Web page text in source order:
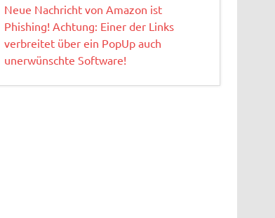
Neue Nachricht von Amazon ist
Phishing! Achtung: Einer der Links
verbreitet über ein PopUp auch
unerwünschte Software!